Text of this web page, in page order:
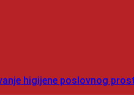
higijene poslovnog